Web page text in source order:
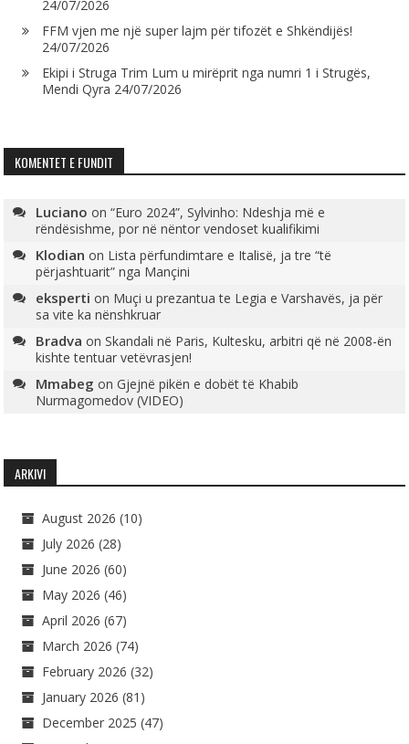
24/07/2026
FFM vjen me një super lajm për tifozët e Shkëndijës!
24/07/2026
Ekipi i Struga Trim Lum u mirëprit nga numri 1 i Strugës,
Mendi Qyra 24/07/2026
KOMENTET E FUNDIT
Luciano on“Euro 2024”, Sylvinho: Ndeshja më e
rëndësishme, por në nëntor vendoset kualifikimi
Klodian on Lista përfundimtare e Italisë, ja tre “të
përjashtuarit” nga Mançini
eksperti on Muçi u prezantua te Legia e Varshavës, ja për
sa vite ka nënshkruar
Bradva onSkandali në Paris, Kultesku, arbitri që në 2008-ën
kishte tentuar vetëvrasjen!
Mmabeg onGjejnë pikën e dobët të Khabib
Nurmagomedov (VIDEO)
ARKIVI
August 2026 (10)
July 2026 (28)
June 2026 (60)
May 2026 (46)
April 2026 (67)
March 2026 (74)
February 2026 (32)
January 2026 (81)
December 2025 (47)